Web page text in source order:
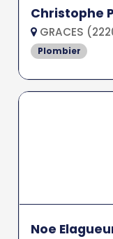
Christophe
GRACES
Plombier
Noe